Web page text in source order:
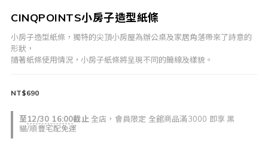
CINQPOINTS小房子造型紙條
小房子造型紙條，獨特的尖頂小房屋為辦公桌及家居角落帶來了詩意的
形狀，
隨著紙條使用情況，小房子紙條將呈現不同的簡線及樣貌。
至12/30 16:00截止 全店，會員限定 全館商品滿3000 即享 黑
貓/順豐宅配免運
NT$690